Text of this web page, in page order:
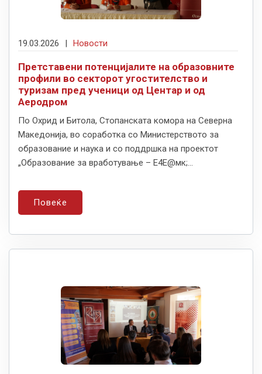
19.03.2026 | Новости
Претставени потенцијалите на образовните
профили во секторот угостителство и
туризам пред ученици од Центар и од
Аеродром
По Охрид и Битола, Стопанската комора на Северна
Македонија, во соработка со Министерството за
образование и наука и со поддршка на проектот
„Образование за вработување – Е4Е@мк;...
Повеќе